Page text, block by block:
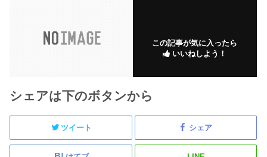
この記事が気に入ったら
いいねしよう！
シェアは下のボタンから
ツイート シェア